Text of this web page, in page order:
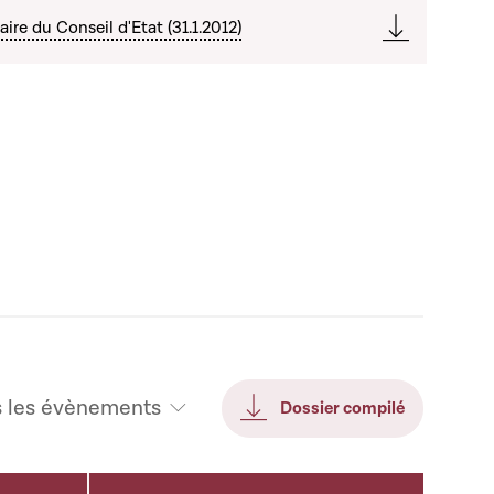
du Conseil d'Etat (31.1.2012)
les évènements Dossier compilé